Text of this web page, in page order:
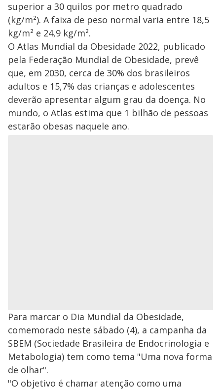
superior a 30 quilos por metro quadrado
(kg/m²). A faixa de peso normal varia entre 18,5
kg/m² e 24,9 kg/m².
O Atlas Mundial da Obesidade 2022, publicado
pela Federação Mundial de Obesidade, prevê
que, em 2030, cerca de 30% dos brasileiros
adultos e 15,7% das crianças e adolescentes
deverão apresentar algum grau da doença. No
mundo, o Atlas estima que 1 bilhão de pessoas
estarão obesas naquele ano.
Para marcar o Dia Mundial da Obesidade,
comemorado neste sábado (4), a campanha da
SBEM (Sociedade Brasileira de Endocrinologia e
Metabologia) tem como tema "Uma nova forma
de olhar".
"O objetivo é chamar atenção como uma